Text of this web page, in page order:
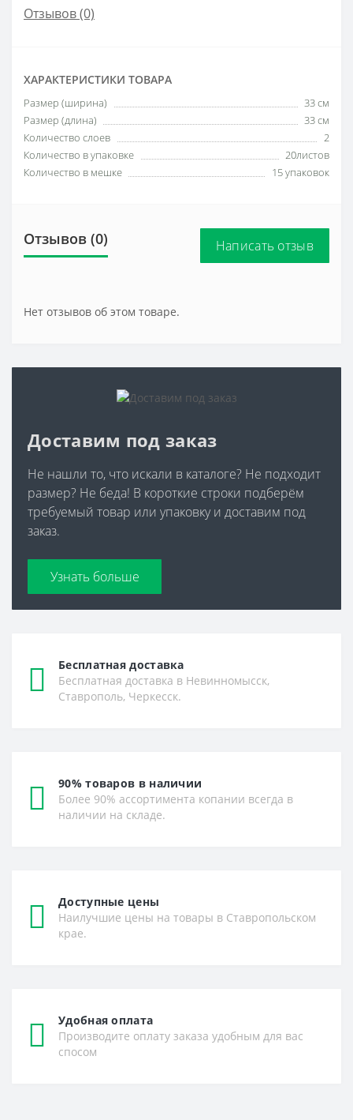
Отзывов (0)
ХАРАКТЕРИСТИКИ ТОВАРА
Размер (ширина)
33 см
Размер (длина)
33 см
Количество слоев
2
Количество в упаковке
20листов
Количество в мешке
15 упаковок
Отзывов (0) Написать отзыв
Нет отзывов об этом товаре.
Доставим под заказ
Не нашли то, что искали в каталоге? Не подходит
размер? Не беда! В короткие строки подберём
требуемый товар или упаковку и доставим под
заказ.
Узнать больше
Бесплатная доставка
Бесплатная доставка в Невинномысск,
Ставрополь, Черкесск.
90% товаров в наличии
Более 90% ассортимента копании всегда в
наличии на складе.
Доступные цены
Наилучшие цены на товары в Ставропольском
крае.
Удобная оплата
Производите оплату заказа удобным для вас
спосом